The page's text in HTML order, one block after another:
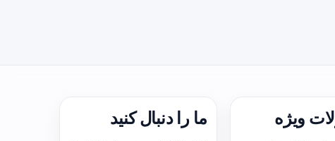
ویژه ما را دنبال کنید